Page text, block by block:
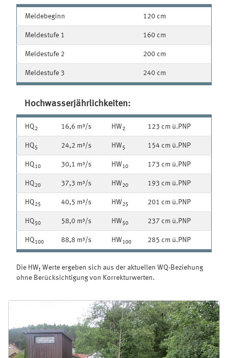
Meldebeginn 120 cm
Meldestufe 1 160 cm
Meldestufe 2 200 cm
Meldestufe 3 240 cm
Hochwasserjährlichkeiten:
HQ 2 16,6 m³/s HW 2 123 cm ü.PNP
HQ 5 24,2 m³/s HW 5 154 cm ü.PNP
HQ 10 30,1 m³/s HW 10 173 cm ü.PNP
HQ 20 37,3 m³/s HW 20 193 cm ü.PNP
HQ 25 40,5 m³/s HW 25 201 cm ü.PNP
HQ 50 58,0 m³/s HW 50 237 cm ü.PNP
HQ 100 88,8 m³/s HW 100 285 cm ü.PNP
Die HWt Werte ergeben sich aus der aktuellen WQ-Beziehung
ohne Berücksichtigung von Korrekturwerten.